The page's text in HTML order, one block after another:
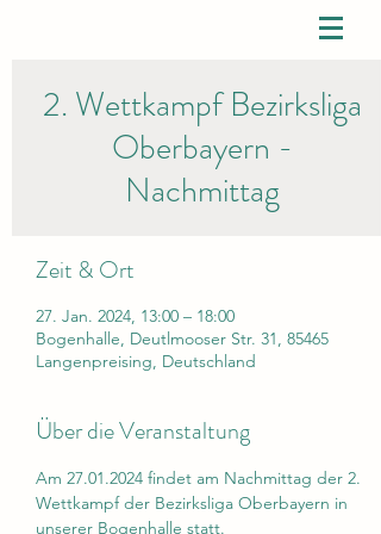
2. Wettkampf Bezirksliga
Oberbayern -
Nachmittag
Zeit & Ort
27. Jan. 2024, 13:00 – 18:00
Bogenhalle, Deutlmooser Str. 31, 85465
Langenpreising, Deutschland
Über die Veranstaltung
Am 27.01.2024 findet am Nachmittag der 2.
Wettkampf der Bezirksliga Oberbayern in
unserer Bogenhalle statt.